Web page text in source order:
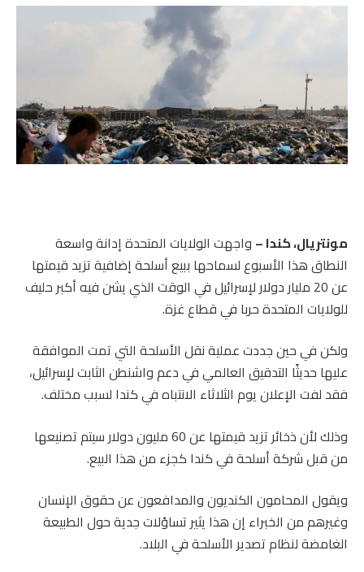
مونتريال، كندا – واجهت الولايات المتحدة إدانة واسعة
النطاق هذا الأسبوع لسماحها ببيع أسلحة إضافية تزيد قيمتها
عن 20 مليار دولار لإسرائيل في الوقت الذي يشن فيه أكبر حليف
للولايات المتحدة حربا في قطاع غزة.
ولكن في حين جددت عملية نقل الأسلحة التي تمت الموافقة
عليها حديثًا التدقيق العالمي في دعم واشنطن الثابت لإسرائيل،
فقد لفت الإعلان يوم الثلاثاء الانتباه في كندا لسبب مختلف.
وذلك لأن ذخائر تزيد قيمتها عن 60 مليون دولار سيتم تصنيعها
من قبل شركة أسلحة في كندا كجزء من هذا البيع.
ويقول المحامون الكنديون والمدافعون عن حقوق الإنسان
وغيرهم من الخبراء إن هذا يثير تساؤلات جدية حول الطبيعة
الغامضة لنظام تصدير الأسلحة في البلاد.